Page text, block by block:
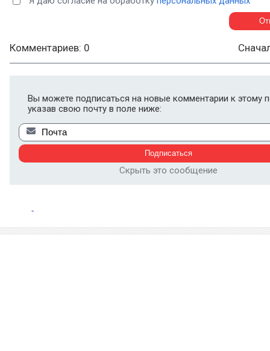
Комментариев: 0
Вы можете подписаться на новые комментарии к этому
указав свою почту в поле ниже:
Скрыть это сообщение